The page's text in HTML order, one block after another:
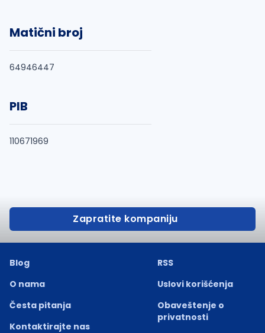
Matični broj
64946447
PIB
110671969
Zapratite kompaniju
Blog
O nama
Česta pitanja
Kontaktirajte nas
RSS
Uslovi korišćenja
Obaveštenje o
privatnosti